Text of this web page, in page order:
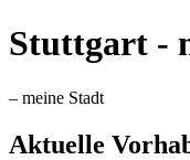
Stuttgart -
– meine Stadt
Aktuelle